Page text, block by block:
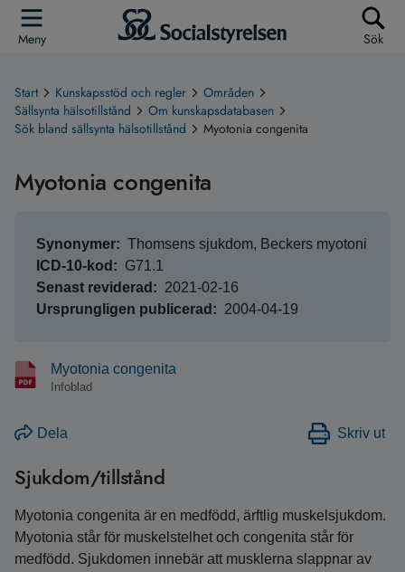
Meny Sök
Start Kunskapsstöd och regler
Områden
Sällsynta hälsotillstånd
Om kunskapsdatabasen
Sök bland sällsynta hälsotillstånd
Myotonia congenita
Myotonia congenita
Synonymer Thomsens sjukdom, Beckers myotoni
ICD-10-kod G71.1
Senast reviderad 2021-02-16
Ursprungligen publicerad 2004-04-19
Myotonia congenita
Infoblad
Dela Skriv ut
Sjukdom/tillstånd
Myotonia congenita är en medfödd, ärftlig muskelsjukdom.
Myotonia står för muskelstelhet och congenita står för
medfödd. Sjukdomen innebär att musklerna slappnar av